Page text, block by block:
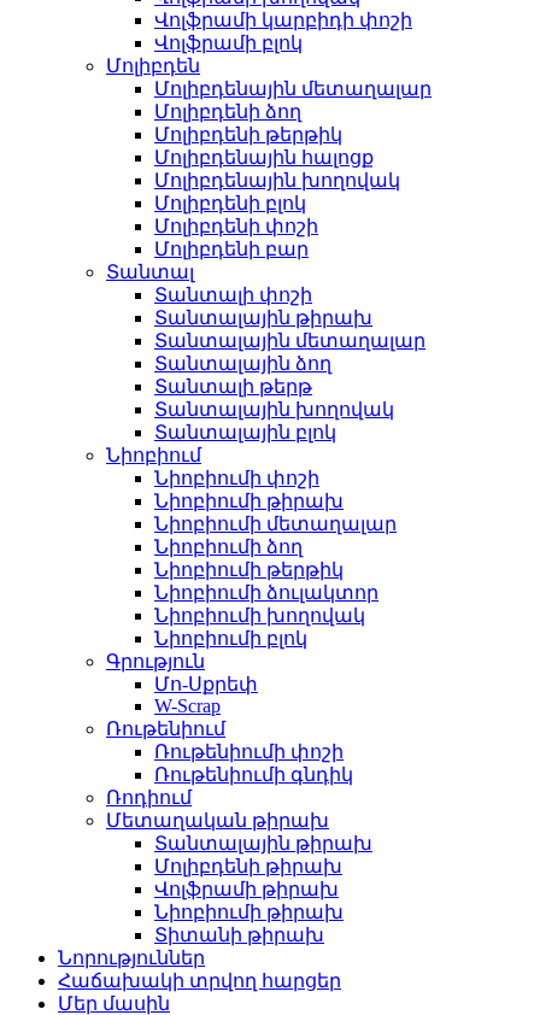
Վոլֆրամի կարբիդի փոշի
Վոլֆրամի բլոկ
Մոլիբդեն
Մոլիբդենային մետաղալար
Մոլիբդենի ձող
Մոլիբդենի թերթիկ
Մոլիբդենային հալոցք
Մոլիբդենային խողովակ
Մոլիբդենի բլոկ
Մոլիբդենի փոշի
Մոլիբդենի բար
Տանտալ
Տանտալի փոշի
Տանտալային թիրախ
Տանտալային մետաղալար
Տանտալային ձող
Տանտալի թերթ
Տանտալային խողովակ
Տանտալային բլոկ
Նիոբիում
Նիոբիումի փոշի
Նիոբիումի թիրախ
Նիոբիումի մետաղալար
Նիոբիումի ձող
Նիոբիումի թերթիկ
Նիոբիումի ձուլակտոր
Նիոբիումի խողովակ
Նիոբիումի բլոկ
Գրություն
Մո-Սքրեփ
W-Scrap
Ռութենիում
Ռութենիումի փոշի
Ռութենիումի գնդիկ
Ռոդիում
Մետաղական թիրախ
Տանտալային թիրախ
Մոլիբդենի թիրախ
Վոլֆրամի թիրախ
Նիոբիումի թիրախ
Տիտանի թիրախ
Նորություններ
Հաճախակի տրվող հարցեր
Մեր մասին